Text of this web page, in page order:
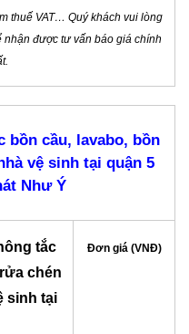
thuế VAT… Quý khách vui lòng
nhận được tư vấn báo giá chính
bồn cầu, lavabo, bồn
vệ sinh tại quận 5
Như Ý
tắc
chén
sinh tại
Đơn giá (VNĐ)